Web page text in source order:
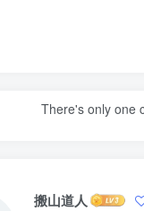
There's only one
搬山道人